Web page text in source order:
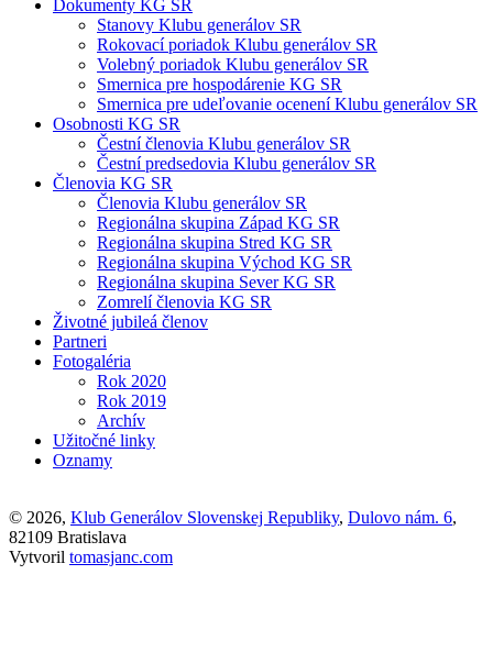
Dokumenty KG SR
Stanovy Klubu generálov SR
Rokovací poriadok Klubu generálov SR
Volebný poriadok Klubu generálov SR
Smernica pre hospodárenie KG SR
Smernica pre udeľovanie ocenení Klubu generálov SR
Osobnosti KG SR
Čestní členovia Klubu generálov SR
Čestní predsedovia Klubu generálov SR
Členovia KG SR
Členovia Klubu generálov SR
Regionálna skupina Západ KG SR
Regionálna skupina Stred KG SR
Regionálna skupina Východ KG SR
Regionálna skupina Sever KG SR
Zomrelí členovia KG SR
Životné jubileá členov
Partneri
Fotogaléria
Rok 2020
Rok 2019
Archív
Užitočné linky
Oznamy
© 2026, Klub Generálov Slovenskej Republiky, Dulovo nám. 6,
82109 Bratislava
Vytvoril tomasjanc.com